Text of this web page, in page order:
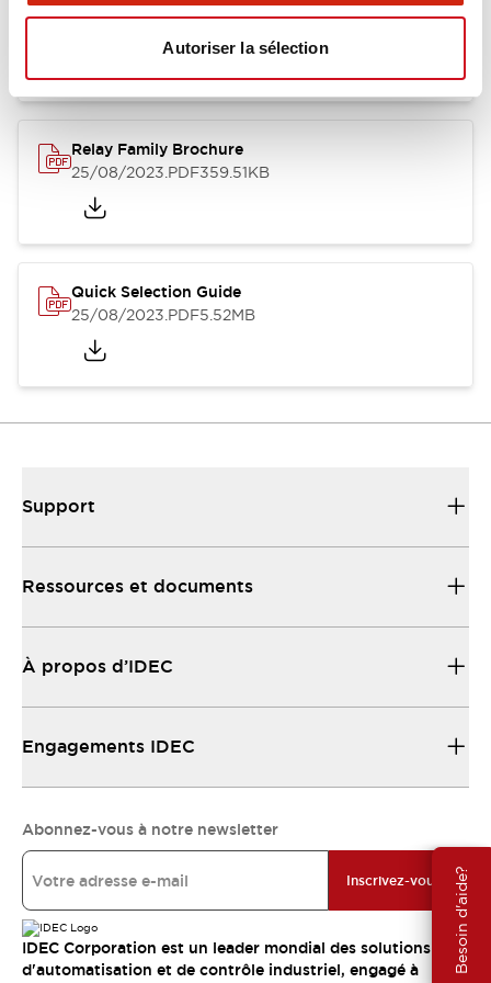
Autoriser la sélection
Besoin d'aide?
RU Catalog
Relay Family Brochure
25/08/2023.PDF359.51KB
Quick Selection Guide
25/08/2023.PDF5.52MB
Support
Ressources et documents
À propos d’IDEC
Engagements IDEC
Abonnez-vous à notre newsletter
Inscrivez-vous
IDEC Corporation est un leader mondial des solutions
d'automatisation et de contrôle industriel, engagé à